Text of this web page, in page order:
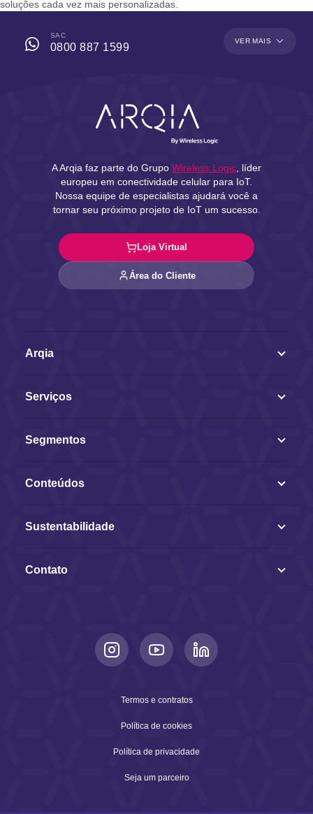
soluções cada vez mais personalizadas.
SAC
0800 887 1599
VER MAIS
A Arqia faz parte do Grupo Wireless Logic , líder
europeu em conectividade celular para IoT.
Nossa equipe de especialistas ajudará você a
tornar seu próximo projeto de IoT um sucesso.
Loja Virtual
Área do Cliente
Arqia
Serviços
Segmentos
Conteúdos
Sustentabilidade
Contato
Termos e contratos
Política de cookies
Política de privacidade
Seja um parceiro